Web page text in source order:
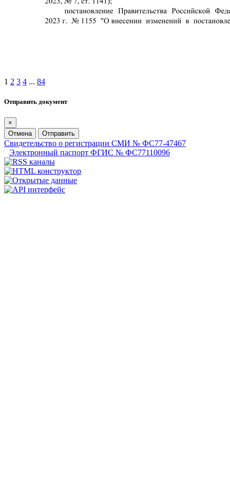
1 2 3 4 ... 84
Отправить документ
×
Отмена
Отправить
Свидетельство о регистрации СМИ № ФС77-47467
Электронный паспорт ФГИС № ФС77110096